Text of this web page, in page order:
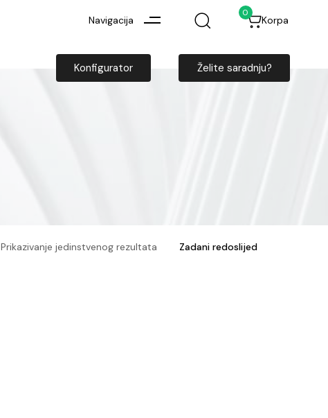
Navigacija Korpa
0
Konfigurator Želite saradnju?
Prikazivanje jedinstvenog rezultata